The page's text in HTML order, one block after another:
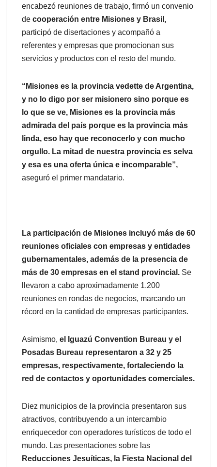
encabezó reuniones de trabajo, firmó un convenio
de cooperación entre Misiones y Brasil,
participó de disertaciones y acompañó a
referentes y empresas que promocionan sus
servicios y productos con el resto del mundo.
“Misiones es la provincia vedette de Argentina,
y no lo digo por ser misionero sino porque es
lo que se ve, Misiones es la provincia más
admirada del país porque es la provincia más
linda, eso hay que reconocerlo y con mucho
orgullo. La mitad de nuestra provincia es selva
y esa es una oferta única e incomparable”,
aseguró el primer mandatario.
La participación de Misiones incluyó más de 60
reuniones oficiales con empresas y entidades
gubernamentales, además de la presencia de
más de 30 empresas en el stand provincial. Se
llevaron a cabo aproximadamente 1.200
reuniones en rondas de negocios, marcando un
récord en la cantidad de empresas participantes.
Asimismo, el Iguazú Convention Bureau y el
Posadas Bureau representaron a 32 y 25
empresas, respectivamente, fortaleciendo la
red de contactos y oportunidades comerciales.
Diez municipios de la provincia presentaron sus
atractivos, contribuyendo a un intercambio
enriquecedor con operadores turísticos de todo el
mundo. Las presentaciones sobre las
Reducciones Jesuíticas, la Fiesta Nacional del